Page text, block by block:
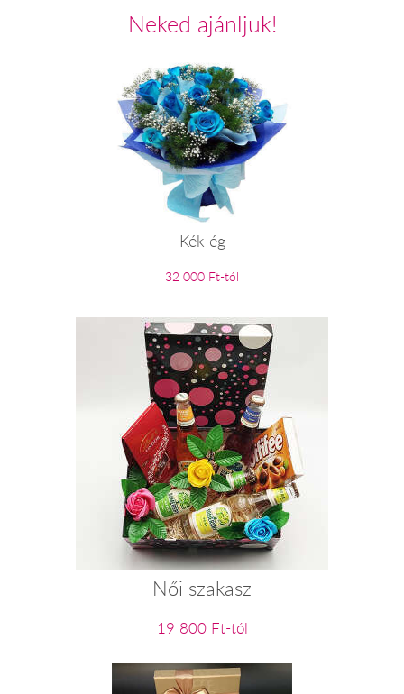
Neked ajánljuk!
Kék ég
32 000 Ft-tól
Női szakasz
19 800 Ft-tól